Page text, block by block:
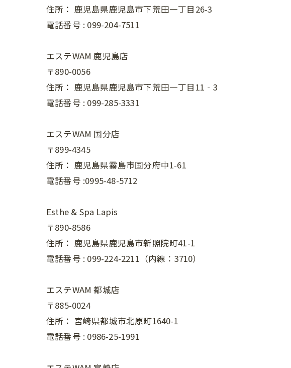
住所： 鹿児島県鹿児島市下荒田一丁目26-3
電話番号 : 099-204-7511
エステWAM 鹿児島店
〒890-0056
住所： 鹿児島県鹿児島市下荒田一丁目11‐3
電話番号 : 099-285-3331
エステWAM 国分店
〒899-4345
住所： 鹿児島県霧島市国分府中1-61
電話番号 :0995-48-5712
Esthe & Spa Lapis
〒890-8586
住所： 鹿児島県鹿児島市新照院町41-1
電話番号 : 099-224-2211（内線：3710）
エステWAM 都城店
〒885-0024
住所： 宮崎県都城市北原町1640-1
電話番号 : 0986-25-1991